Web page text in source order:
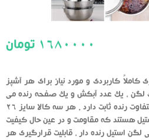
1680000 تومان
کاربردی و مورد نیاز برای هر آشپز
، یک عدد آبکش و یک صفحه رنده می
باشد که بر روی خود چهار تیغه متفاوت رنده ثابت دارد . هر سه کالا سایز 26
هستند که مقاومت و در عین حال کیفیت
لگن استیل رنده دار ، قابلیت قرارگیری هر